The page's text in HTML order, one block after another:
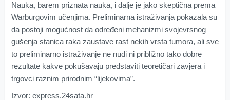
Nauka, barem priznata nauka, i dalje je jako skeptična prema
Warburgovim učenjima. Preliminarna istraživanja pokazala su
da postoji mogućnost da određeni mehanizmi svojevrsnog
gušenja stanica raka zaustave rast nekih vrsta tumora, ali sve
to preliminarno istraživanje ne nudi ni približno tako dobre
rezultate kakve pokušavaju predstaviti teoretičari zavjera i
trgovci raznim prirodnim “lijekovima”.
Izvor: express.24sata.hr